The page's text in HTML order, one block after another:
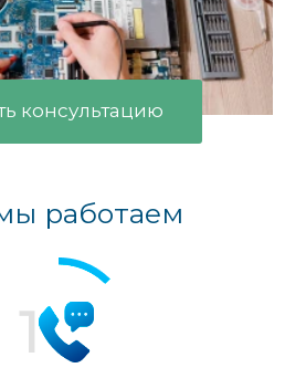
консультацию
работаем